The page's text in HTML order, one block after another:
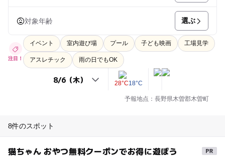
対象年齢 選ぶ
注目！
イベント 室内遊び場 プール 子ども映画 工場見学
アスレチック 雨の日でもOK
28°C18°C
予報地点：長野県木曽郡木曽町
8件のスポット
猫ちゃん おやつ無料クーポンでお得に遊ぼう